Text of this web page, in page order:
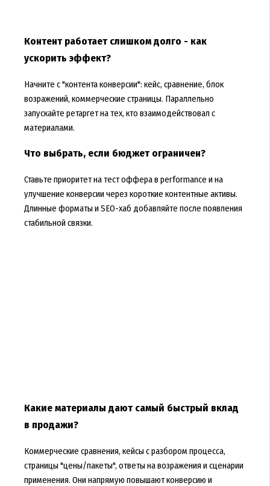
Контент работает слишком долго - как
ускорить эффект?
Начните с "контента конверсии": кейс, сравнение, блок
возражений, коммерческие страницы. Параллельно
запускайте ретаргет на тех, кто взаимодействовал с
материалами.
Что выбрать, если бюджет ограничен?
Ставьте приоритет на тест оффера в performance и на
улучшение конверсии через короткие контентные активы.
Длинные форматы и SEO-хаб добавляйте после появления
стабильной связки.
Какие материалы дают самый быстрый вклад
в продажи?
Коммерческие сравнения, кейсы с разбором процесса,
страницы "цены/пакеты", ответы на возражения и сценарии
применения. Они напрямую повышают конверсию и